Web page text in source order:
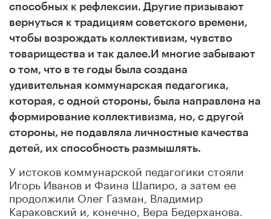
способных к рефлексии. Другие призывают
вернуться к традициям советского времени,
чтобы возрождать коллективизм, чувство
товарищества и так далее.И многие забывают
о том, что в те годы была создана
удивительная коммунарская педагогика,
которая, с одной стороны, была направлена на
формирование коллективизма, но, с другой
стороны, не подавляла личностные качества
детей, их способность размышлять.
У истоков коммунарской педагогики стояли
Игорь Иванов и Фаина Шапиро, а затем ее
продолжили Олег Газман, Владимир
Караковский и, конечно, Вера Бедерханова.